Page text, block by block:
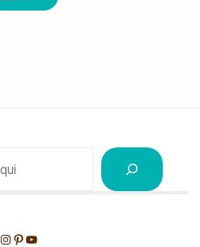
Instagram
Pinterest
Youtube